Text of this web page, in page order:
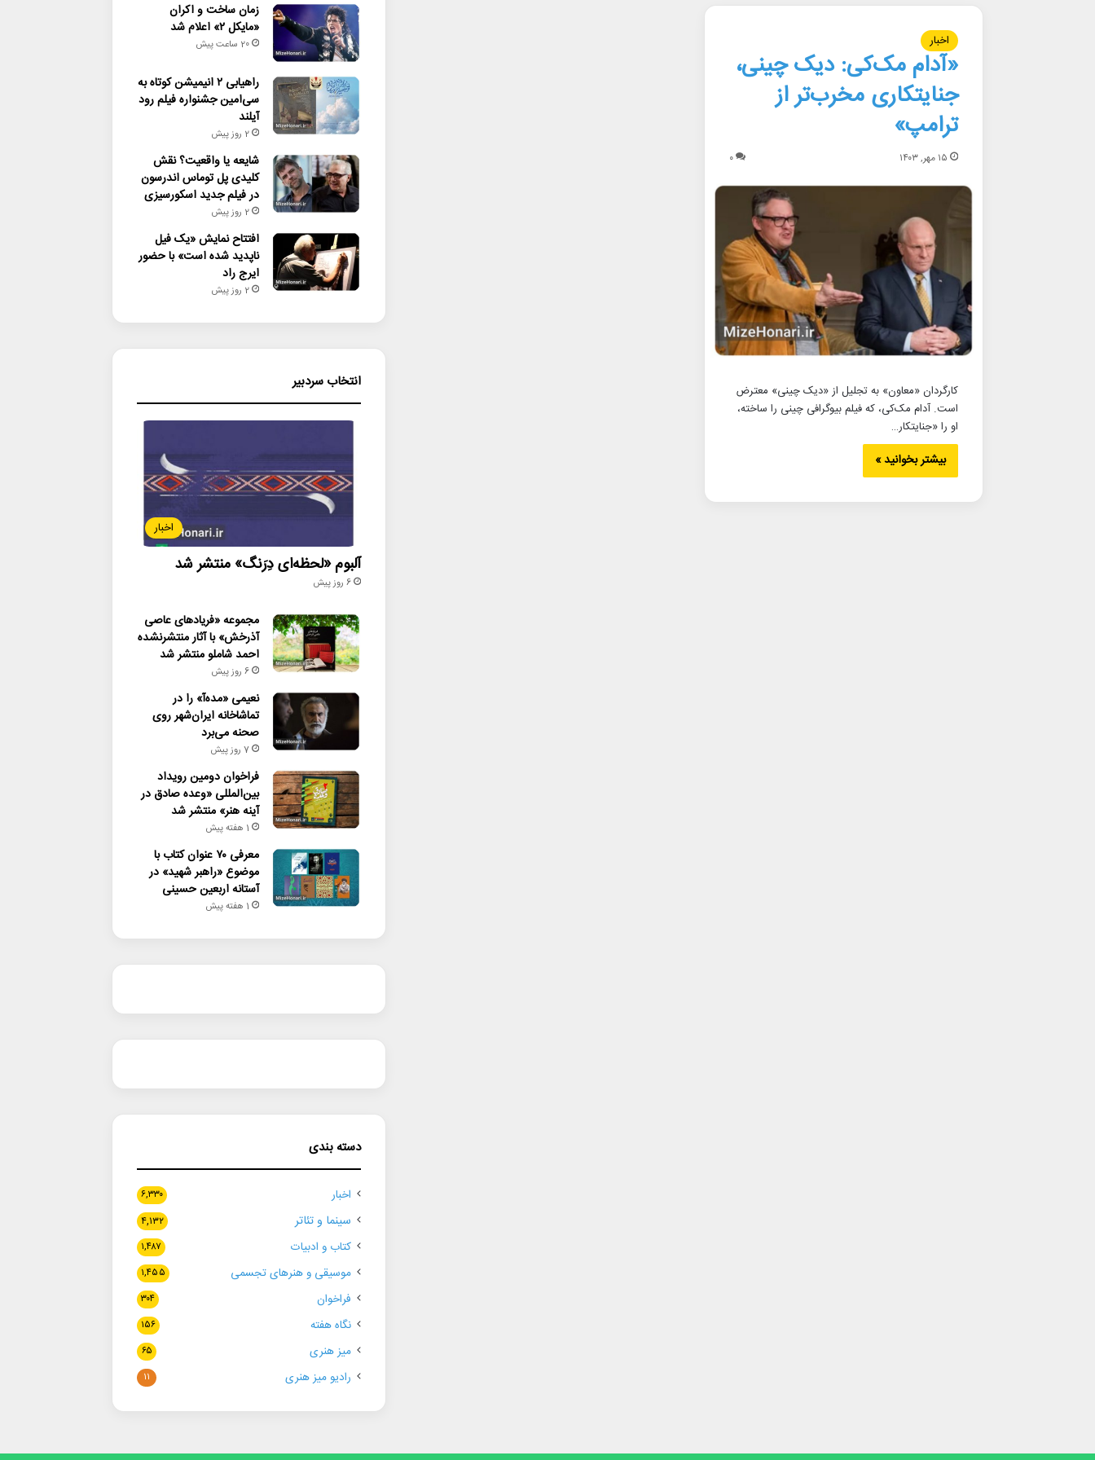
اخبار
«آدام مک‌کی: دیک چینی،
جنایتکاری مخرب‌تر از
ترامپ»
۱۵ مهر, ۱۴۰۳ ۰
کارگردان «معاون» به تجلیل از «دیک چینی» معترض
است. آدام مک‌کی، که فیلم بیوگرافی چینی را ساخته،
او را «جنایتکار…
بیشتر بخوانید »
زمان ساخت و اکران
«مایکل ۲» اعلام شد
20 ساعت پیش
راهیابی ۲ انیمیشن کوتاه به
سی‌امین جشنواره فیلم رود
آیلند
2 روز پیش
شایعه یا واقعیت؟ نقش
کلیدی پل توماس اندرسون
در فیلم جدید اسکورسیزی
2 روز پیش
افتتاح نمایش «یک فیل
ناپدید شده است» با حضور
ایرج راد
2 روز پیش
انتخاب سردبیر
اخبار
آلبوم «لحظه‌ای دِرَنگ» منتشر شد
6 روز پیش
مجموعه «فریادهای عاصی
آذرخش» با آثار منتشرنشده
احمد شاملو منتشر شد
6 روز پیش
نعیمی «مده‌آ» را در
تماشاخانه ایران‌شهر روی
صحنه می‌برد
7 روز پیش
فراخوان دومین رویداد
بین‌المللی «وعده صادق در
آینه هنر» منتشر شد
1 هفته پیش
معرفی ۷۰ عنوان کتاب با
موضوع «راهبر شهید» در
آستانه اربعین حسینی
1 هفته پیش
دسته بندی
اخبار ۶,۳۳۰
سینما و تئاتر ۴,۱۳۲
کتاب و ادبیات ۱,۴۸۷
موسیقی و هنرهای تجسمی ۱,۴۵۵
فراخوان ۳۰۴
نگاه هفته ۱۵۶
میز هنری ۶۵
رادیو میز هنری ۱۱